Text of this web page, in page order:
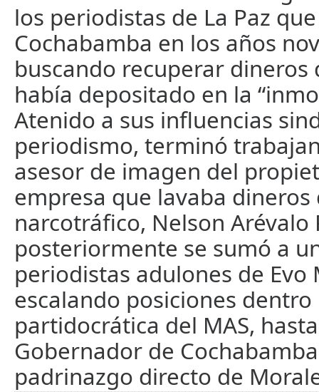
los periodistas de La Paz
Cochabamba en los años
buscando recuperar dineros
había depositado en la
Atenido a sus influencias
periodismo, terminó
asesor de imagen del
empresa que lavaba dineros
narcotráfico, Nelson Arévalo
posteriormente se sumó a
periodistas adulones de Evo
escalando posiciones
partidocrática del MAS,
Gobernador de
padrinazgo directo de